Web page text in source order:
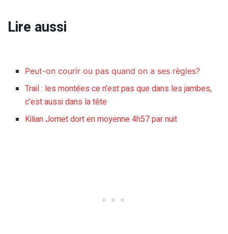
Lire aussi
Peut-on courir ou pas quand on a ses règles?
Trail : les montées ce n’est pas que dans les jambes,
c’est aussi dans la tête
Kilian Jornet dort en moyenne 4h57 par nuit